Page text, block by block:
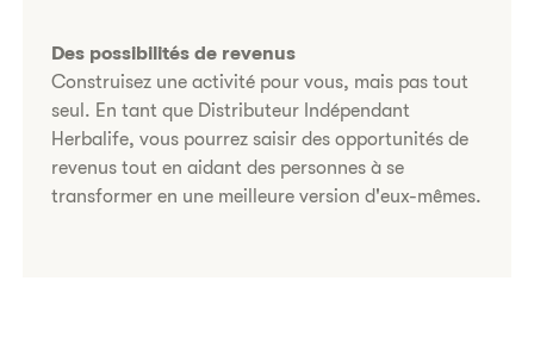
Des possibilités de revenus
Construisez une activité pour vous, mais pas tout
seul. En tant que Distributeur Indépendant
Herbalife, vous pourrez saisir des opportunités de
revenus tout en aidant des personnes à se
transformer en une meilleure version d'eux-mêmes.